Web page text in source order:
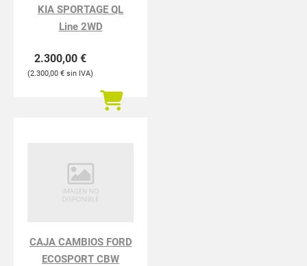
KIA SPORTAGE QL
Line 2WD
2.300,00 €
2.300,00 €
CAJA CAMBIOS FORD
ECOSPORT CBW